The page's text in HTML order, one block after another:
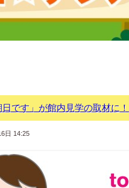
日です」が館内見学の取材に！
日 14:25